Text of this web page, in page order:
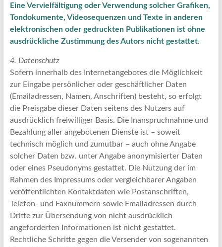
Eine Vervielfältigung oder Verwendung solcher Grafiken,
Tondokumente, Videosequenzen und Texte in anderen
elektronischen oder gedruckten Publikationen ist ohne
ausdrückliche Zustimmung des Autors nicht gestattet.
4. Datenschutz
Sofern innerhalb des Internetangebotes die Möglichkeit
zur Eingabe persönlicher oder geschäftlicher Daten
(Emailadressen, Namen, Anschriften) besteht, so erfolgt
die Preisgabe dieser Daten seitens des Nutzers auf
ausdrücklich freiwilliger Basis. Die Inanspruchnahme und
Bezahlung aller angebotenen Dienste ist – soweit
technisch möglich und zumutbar – auch ohne Angabe
solcher Daten bzw. unter Angabe anonymisierter Daten
oder eines Pseudonyms gestattet. Die Nutzung der im
Rahmen des Impressums oder vergleichbarer Angaben
veröffentlichten Kontaktdaten wie Postanschriften,
Telefon- und Faxnummern sowie Emailadressen durch
Dritte zur Übersendung von nicht ausdrücklich
angeforderten Informationen ist nicht gestattet.
Rechtliche Schritte gegen die Versender von sogenannten